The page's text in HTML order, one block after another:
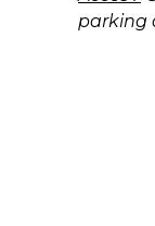
parking